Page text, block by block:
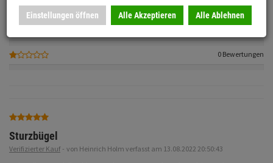
Beleuchtung
0 Bewertungen
0 Bewertungen
Sturzbügel
Verifizierter Kauf - von Heinrich Holm verfasst am 13.08.2022 20:50:43
Einstellungen öffnen Alle Akzeptieren Alle Ablehnen